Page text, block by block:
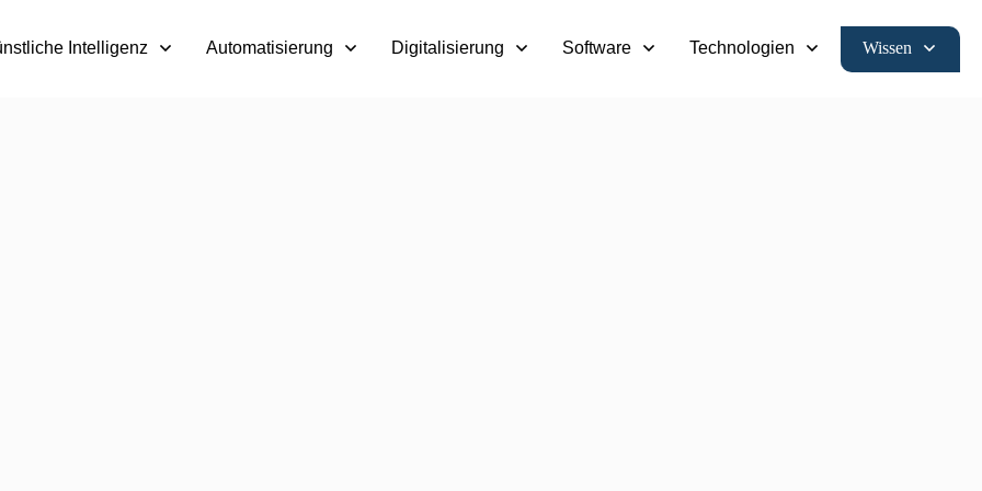
Intelligenz Automatisierung Digitalisierung Software Technologien Wissen